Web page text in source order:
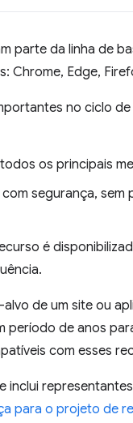
parte da linha de
Chrome, Edge,
no ciclo
os principais
segurança, sem
é
de um site ou
de anos
com esses
inclui
para o projeto de